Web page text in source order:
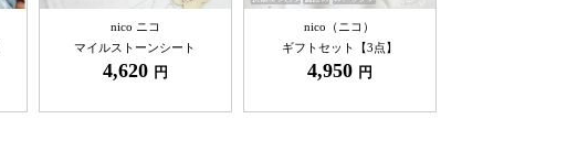
nico ニコ
マイルストーンシート
4,620 円
nico（ニコ）
ギフトセット【3点】
4,950 円